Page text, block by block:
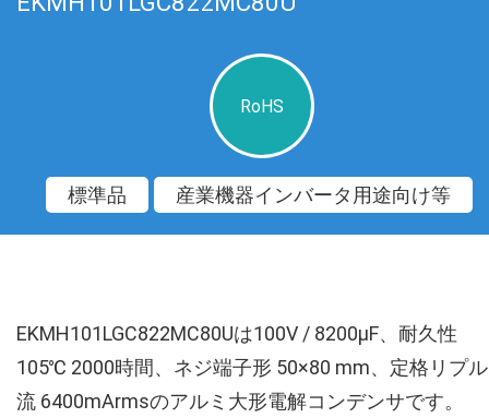
RoHS
標準品 産業機器インバータ用途向け等
EKMH101LGC822MC80Uは100V / 8200µF、耐久性
105℃ 2000時間、ネジ端子形 50×80 mm、定格リプ
流 6400mArmsのアルミ大形電解コンデンサです。